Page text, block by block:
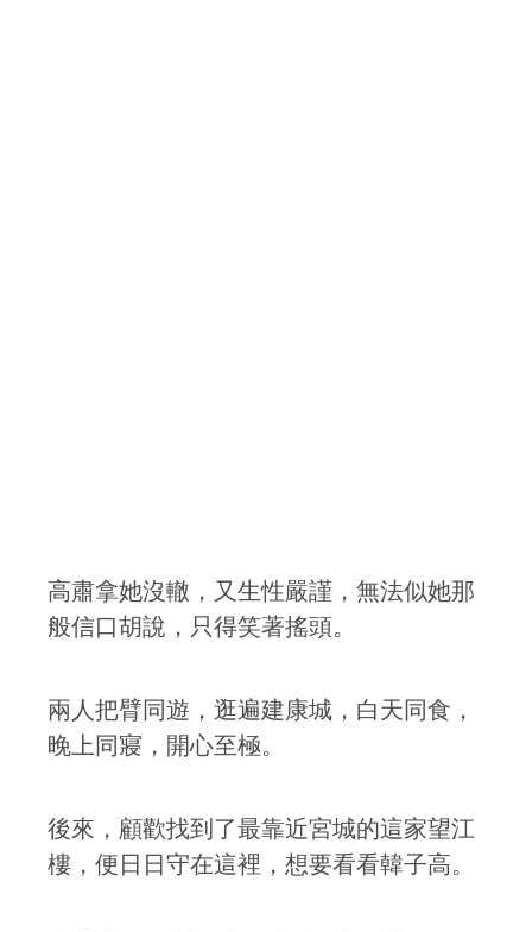
高肅拿她沒轍，又生性嚴謹，無法似她那
般信口胡說，只得笑著搖頭。
兩人把臂同遊，逛遍建康城，白天同食，
晚上同寢，開心至極。
後來，顧歡找到了最靠近宮城的這家望江
樓，便日日守在這裡，想要看看韓子高。